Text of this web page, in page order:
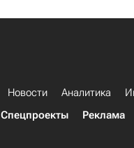
Новости Аналитика
Спецпроекты
Реклама